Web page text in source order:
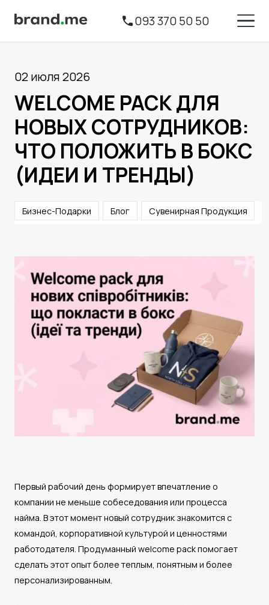
093 370 50 50
02 июля 2026
WELCOME PACK ДЛЯ
НОВЫХ СОТРУДНИКОВ:
ЧТО ПОЛОЖИТЬ В БОКС
(ИДЕИ И ТРЕНДЫ)
Бизнес-Подарки Блог Сувенирная Продукция
Первый рабочий день формирует впечатление о
компании не меньше собеседования или процесса
найма. В этот момент новый сотрудник знакомится с
командой, корпоративной культурой и ценностями
работодателя. Продуманный welcome pack помогает
сделать этот опыт более теплым, понятным и более
персонализированным.